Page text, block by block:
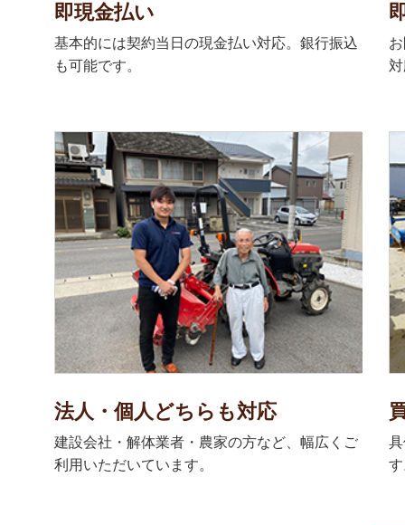
即現金払い
基本的には契約当日の現金払い対応。銀行振込
も可能です。
法人・個人どちらも対応
建設会社・解体業者・農家の方など、幅広くご
利用いただいています。